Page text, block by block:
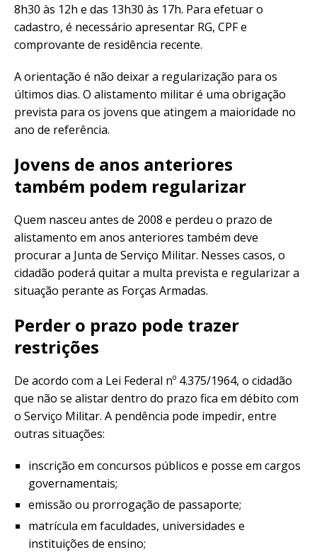
8h30 às 12h e das 13h30 às 17h. Para efetuar o
cadastro, é necessário apresentar RG, CPF e
comprovante de residência recente.
A orientação é não deixar a regularização para os
últimos dias. O alistamento militar é uma obrigação
prevista para os jovens que atingem a maioridade no
ano de referência.
Jovens de anos anteriores
também podem regularizar
Quem nasceu antes de 2008 e perdeu o prazo de
alistamento em anos anteriores também deve
procurar a Junta de Serviço Militar. Nesses casos, o
cidadão poderá quitar a multa prevista e regularizar a
situação perante as Forças Armadas.
Perder o prazo pode trazer
restrições
De acordo com a Lei Federal nº 4.375/1964, o cidadão
que não se alistar dentro do prazo fica em débito com
o Serviço Militar. A pendência pode impedir, entre
outras situações:
inscrição em concursos públicos e posse em cargos
governamentais;
emissão ou prorrogação de passaporte;
matrícula em faculdades, universidades e
instituições de ensino;